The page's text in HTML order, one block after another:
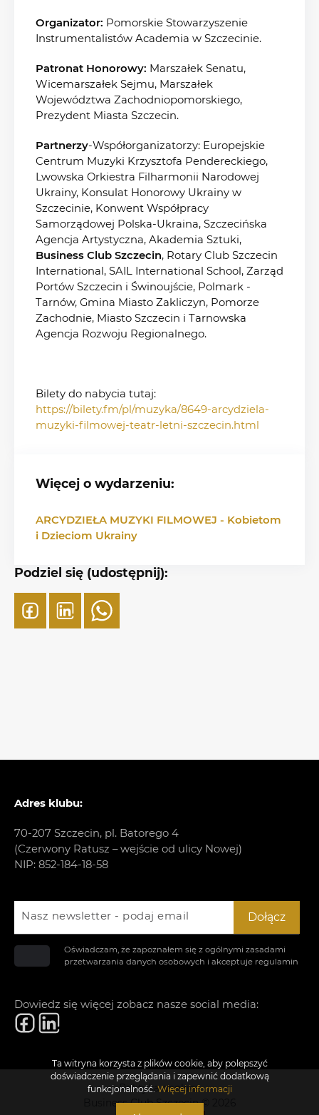
Organizator: Pomorskie Stowarzyszenie
Instrumentalistów Academia w Szczecinie.
Patronat Honorowy: Marszałek Senatu,
Wicemarszałek Sejmu, Marszałek
Województwa Zachodniopomorskiego,
Prezydent Miasta Szczecin.
Partnerzy-Współorganizatorzy: Europejskie
Centrum Muzyki Krzysztofa Pendereckiego,
Lwowska Orkiestra Filharmonii Narodowej
Ukrainy, Konsulat Honorowy Ukrainy w
Szczecinie, Konwent Współpracy
Samorządowej Polska-Ukraina, Szczecińska
Agencja Artystyczna, Akademia Sztuki,
Business Club Szczecin, Rotary Club Szczecin
International, SAIL International School, Zarząd
Portów Szczecin i Świnoujście, Polmark -
Tarnów, Gmina Miasto Zakliczyn, Pomorze
Zachodnie, Miasto Szczecin i Tarnowska
Agencja Rozwoju Regionalnego.
Bilety do nabycia tutaj:
https://bilety.fm/pl/muzyka/8649-arcydziela-
muzyki-filmowej-teatr-letni-szczecin.html
Więcej o wydarzeniu:
ARCYDZIEŁA MUZYKI FILMOWEJ - Kobietom
i Dzieciom Ukrainy
Podziel się (udostępnij):
Adres klubu:
70-207 Szczecin, pl. Batorego 4
(Czerwony Ratusz – wejście od ulicy Nowej)
NIP: 852-184-18-58
Nasz newsletter - podaj email
Oświadczam, że zapoznałem się z ogólnymi zasadami
przetwarzania danych osobowych i akceptuje regulamin
Dołącz
Dowiedz się więcej zobacz nasze social media:
Polityka cookies
Business Club Szczecin © 2026
Ta witryna korzysta z plików cookie, aby polepszyć
doświadczenie przeglądania i zapewnić dodatkową
funkcjonalność. Więcej informacji